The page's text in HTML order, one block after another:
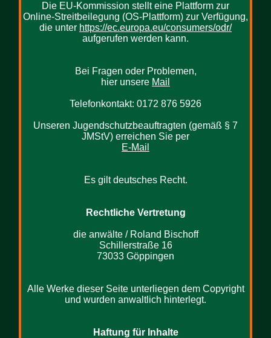
Die EU-Kommission stellt eine Plattform zur
Online-Streitbeilegung (OS-Plattform) zur Verfügung,
die unter https://ec.europa.eu/consumers/odr/
aufgerufen werden kann.
Bei Fragen oder Problemen,
hier unsere Mail
Telefonkontakt: 0172 876 5926
Unseren Jugendschutzbeauftragten (gemäß § 7
JMStV) erreichen Sie per
E-Mail
Es gilt deutsches Recht.
Rechtliche Vertretung
die anwälte / Roland Bischoff
Schillerstraße 16
73033 Göppingen
Alle Werke dieser Seite unterliegen dem Copyright
und wurden anwaltlich hinterlegt.
Haftung für Inhalte